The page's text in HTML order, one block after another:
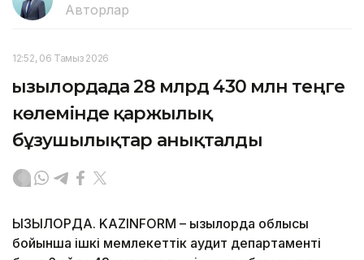
Авторлар
12:52, 06 Тамыз 2026
Қызылордада 28 млрд 430 млн теңге
көлемінде қаржылық
бұзушылықтар анықталды
ҚЫЗЫЛОРДА. KAZINFORM – Қызылорда облысы
бойынша ішкі мемлекеттік аудит департаменті